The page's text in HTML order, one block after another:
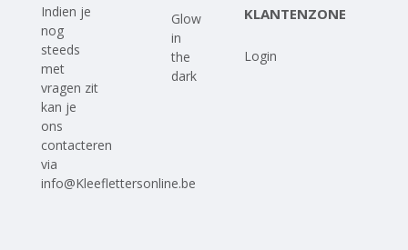
Indien je
nog
steeds
met
vragen zit
kan je
ons
contacteren
via
info@Kleeflettersonline.be
Glow
in
the
dark
KLANTENZONE
Login